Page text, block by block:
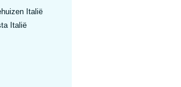
Italië
Italië